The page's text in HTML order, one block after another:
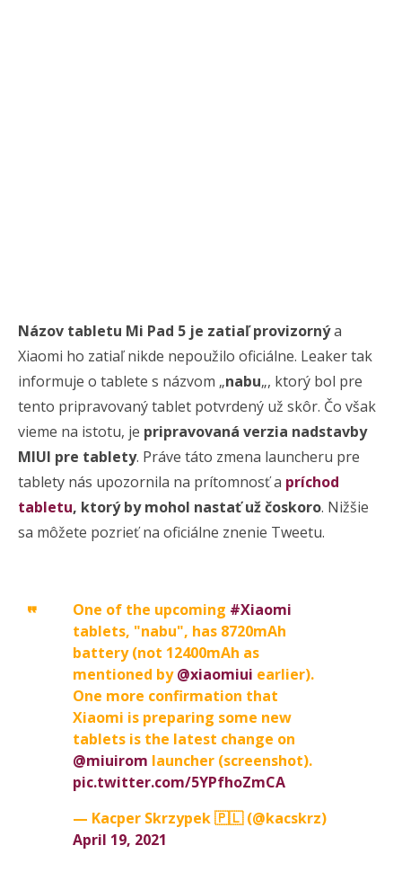
Názov tabletu Mi Pad 5 je zatiaľ provizornýa
Xiaomi ho zatiaľ nikde nepoužilo oficiálne. Leaker tak
informuje o tablete s názvom „nabu„, ktorý bol pre
tento pripravovaný tablet potvrdený už skôr. Čo však
vieme na istotu, je pripravovaná verzia nadstavby
MIUI pre tablety. Práve táto zmena launcheru pre
tablety nás upozornila na prítomnosť a príchod
tabletu, ktorý by mohol nastať už čoskoro. Nižšie
sa môžete pozrieť na oficiálne znenie Tweetu.
One of the upcoming #Xiaomi
tablets, "nabu", has 8720mAh
battery (not 12400mAh as
mentioned by@xiaomiui earlier).
One more confirmation that
Xiaomi is preparing some new
tablets is the latest change on
@miuirom launcher (screenshot).
pic.twitter.com/5YPfhoZmCA
— Kacper Skrzypek 🇵🇱 (@kacskrz)
April 19, 2021